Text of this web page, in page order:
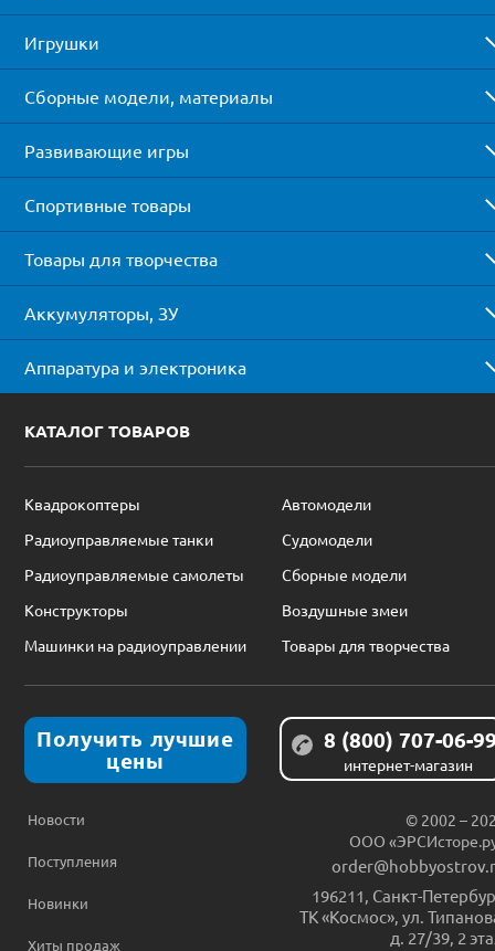
Игрушки
Сборные модели, материалы
Развивающие игры
Спортивные товары
Товары для творчества
Аккумуляторы, ЗУ
Аппаратура и электроника
КАТАЛОГ ТОВАРОВ
Квадрокоптеры
Автомодели
Радиоуправляемые танки
Судомодели
Радиоуправляемые самолеты
Сборные модели
Конструкторы
Воздушные змеи
Машинки на радиоуправлении
Товары для творчества
Получить лучшие
цены
8 (800) 707-06-
интернет-магазин
Новости
Поступления
Новинки
Хиты продаж
© 2002 –
ООО
196211 Санкт-
ТК «Космос», ул.
д. 27/39, 2